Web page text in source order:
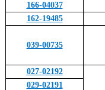
166-04037
162-19485
039-00735
027-02192
029-02191